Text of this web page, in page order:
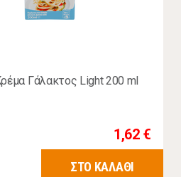
Γάλακτος Light 200 ml
1,62 €
ΣΤΟ ΚΑΛΑΘΙ